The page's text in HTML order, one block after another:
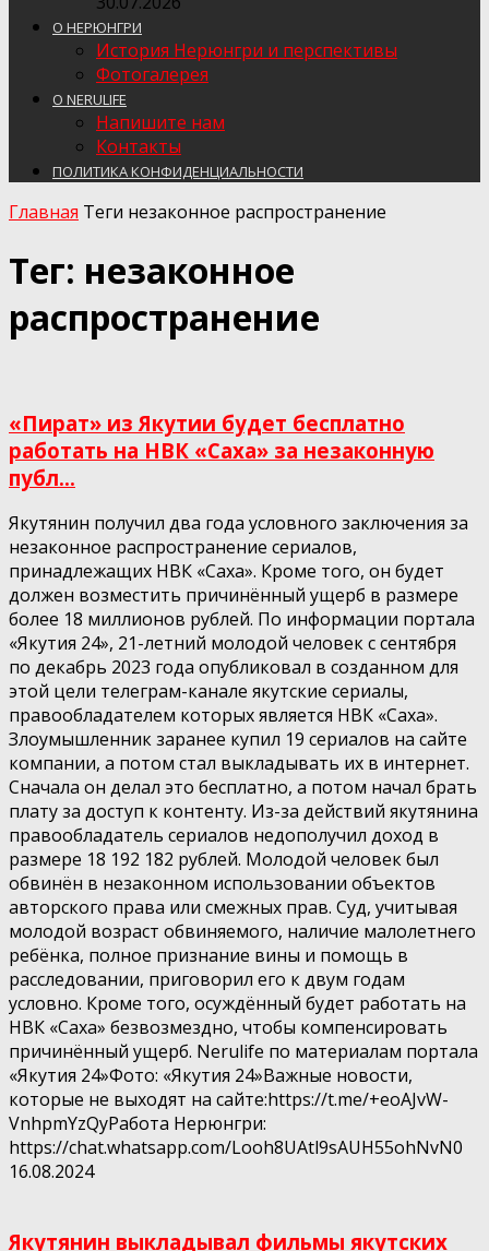
О НЕРЮНГРИ
История Нерюнгри и перспективы
Фотогалерея
О NERULIFE
Напишите нам
Контакты
ПОЛИТИКА КОНФИДЕНЦИАЛЬНОСТИ
Главная Теги незаконное распространение
Тег: незаконное
распространение
«Пират» из Якутии будет бесплатно
работать на НВК «Саха» за незаконную
публ...
Якутянин получил два года условного заключения за
незаконное распространение сериалов,
принадлежащих НВК «Саха». Кроме того, он будет
должен возместить причинённый ущерб в размере
более 18 миллионов рублей. По информации портала
«Якутия 24», 21-летний молодой человек с сентября
по декабрь 2023 года опубликовал в созданном для
этой цели телеграм-канале якутские сериалы,
правообладателем которых является НВК «Саха».
Злоумышленник заранее купил 19 сериалов на сайте
компании, а потом стал выкладывать их в интернет.
Сначала он делал это бесплатно, а потом начал брать
плату за доступ к контенту. Из-за действий якутянина
правообладатель сериалов недополучил доход в
размере 18 192 182 рублей. Молодой человек был
обвинён в незаконном использовании объектов
авторского права или смежных прав. Суд, учитывая
молодой возраст обвиняемого, наличие малолетнего
ребёнка, полное признание вины и помощь в
расследовании, приговорил его к двум годам
условно. Кроме того, осуждённый будет работать на
НВК «Саха» безвозмездно, чтобы компенсировать
причинённый ущерб. Nerulife по материалам портала
«Якутия 24»Фото: «Якутия 24»Важные новости,
которые не выходят на сайте:https://t.me/+eoAJvW-
VnhpmYzQyРабота Нерюнгри:
https://chat.whatsapp.com/Looh8UAtl9sAUH55ohNvN0
16.08.2024
Якутянин выкладывал фильмы якутских